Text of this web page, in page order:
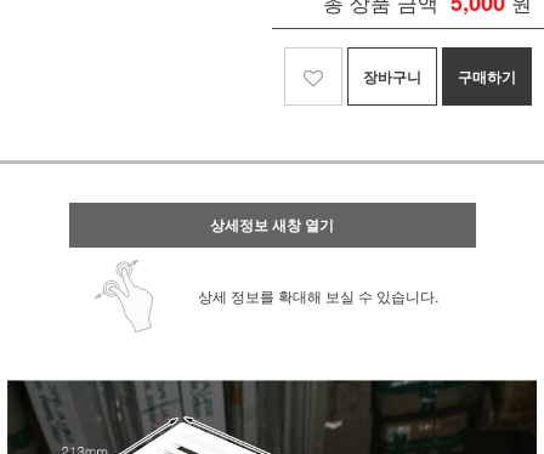
장바구니 구매하기
상세정보 새창 열기
상세 정보를 확대해 보실 수 있습니다.